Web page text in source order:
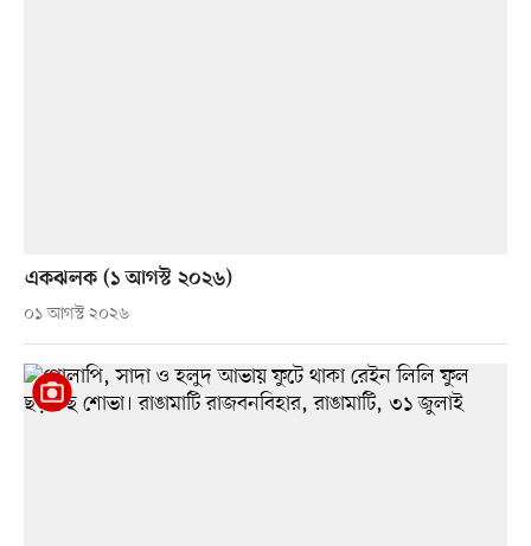
একঝলক (১ আগস্ট ২০২৬)
০১ আগস্ট ২০২৬